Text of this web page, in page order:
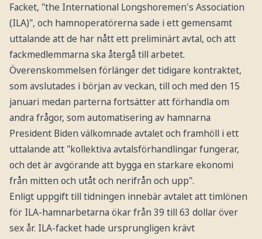
Facket, "the International Longshoremen's Association
(ILA)", och hamnoperatörerna sade i ett gemensamt
uttalande att de har nått ett preliminärt avtal, och att
fackmedlemmarna ska återgå till arbetet.
Överenskommelsen förlänger det tidigare kontraktet,
som avslutades i början av veckan, till och med den 15
januari medan parterna fortsätter att förhandla om
andra frågor, som automatisering av hamnarna
President Biden välkomnade avtalet och framhöll i ett
uttalande att "kollektiva avtalsförhandlingar fungerar,
och det är avgörande att bygga en starkare ekonomi
från mitten och utåt och nerifrån och upp".
Enligt uppgift till tidningen innebär avtalet att timlönen
för ILA-hamnarbetarna ökar från 39 till 63 dollar över
sex år. ILA-facket hade ursprungligen krävt